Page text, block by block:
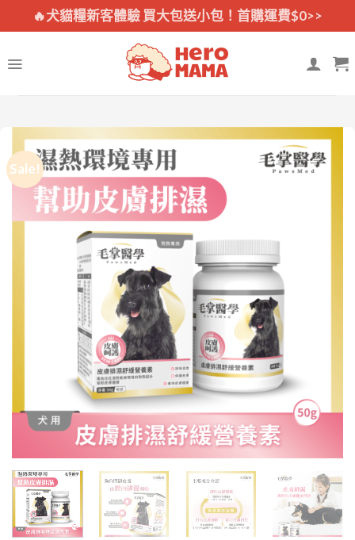
🔥犬貓糧新客體驗 買大包送小包！首購運費$0>>
Sale!